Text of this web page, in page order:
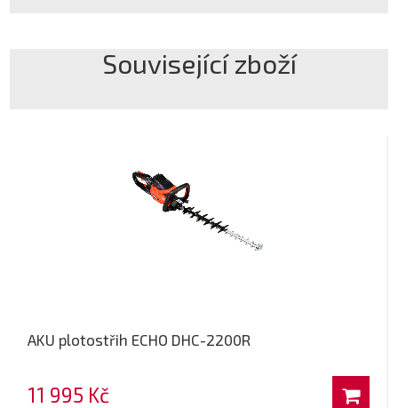
Související zboží
AKU plotostřih ECHO DHC-2200R
11 995 Kč